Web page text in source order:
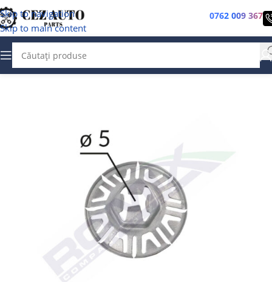
Skip to navigation
Skip to main content
0762 009 367